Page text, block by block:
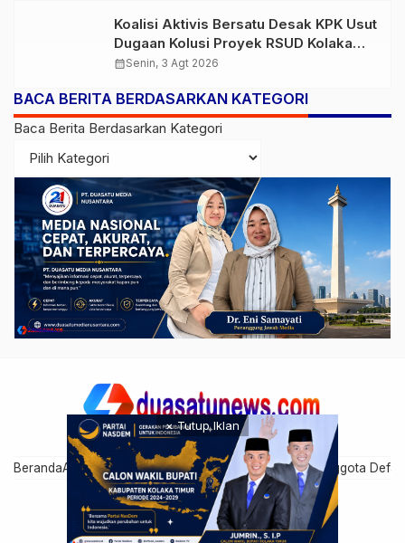
Koalisi Aktivis Bersatu Desak KPK Usut
Dugaan Kolusi Proyek RSUD Kolaka
Timur, Sejumlah Pejabat dan PT
Diperiksa
calendar_monthSenin, 3 Agt 2026
BACA BERITA BERDASARKAN KATEGORI
Baca Berita Berdasarkan Kategori
BerandaArtikel AnggotaCari AnggotaDisclaimerGrup Anggota
× Tutup Iklan